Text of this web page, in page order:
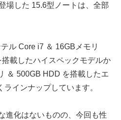
場した 15.6型ノートは、全部
ル Core i7 ＆ 16GBメモリ
載したハイスペックモデルか
＆ 500GB HDD を搭載したエ
インナップしています。
進化はないものの、今回も性